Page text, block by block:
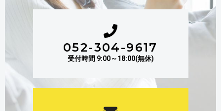
052-304-9617
受付時間 9:00～18:00(無休)